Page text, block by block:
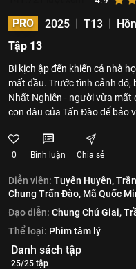
PRO 2025 T13
Tập 13
Bi kịch ập đến khiến cả nhà
mất đầu. Trước tình cảnh
Nhất Nghiên - người vừa mất
con dâu của Tấn Đào để bảo
0 Bình luận Chia sẻ
Diễn viên: Tuyên Huyên,
Chung Trấn Đào, Mã Quốc
Đạo diễn: Chung Chú Giai,
Thể loại: Phim tâm lý
Danh sách tập
25/25 tập